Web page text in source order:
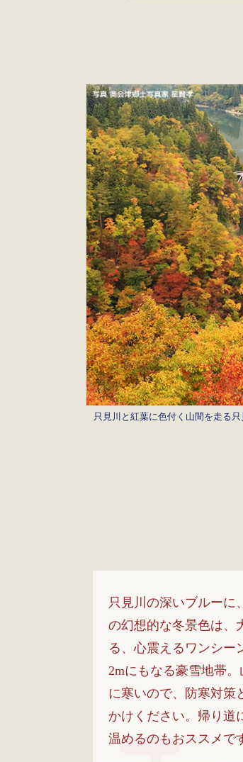
只見川と紅葉に色付く山間を走る只
只見川の深いブルーに
の幻想的な冬景色は、
る、心震えるワンシー
2mにもなる豪雪地帯
に寒いので、防寒対策
かけください。帰り道
温めるのもおススメで